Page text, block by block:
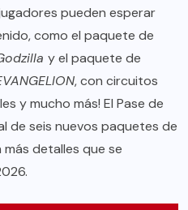
jugadores pueden esperar
como el paquete de
y el paquete de
, con circuitos
y mucho más! El Pase de
de seis nuevos paquetes de
detalles que se